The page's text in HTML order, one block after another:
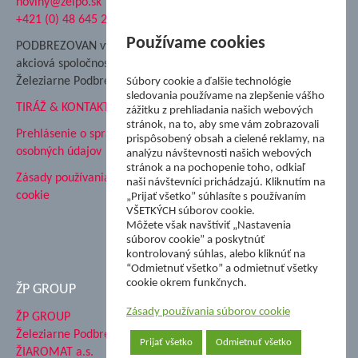
+421 (0) 48 645 2711
PODBREZOVAN vydáva
akciová spoločnosť
Železiarne Podbrezová
TIRÁŽ & KONTAKT
Prehlásenie o spracovaní
osobných údajov
Zásady používania súborov
cookie
Nadácia Železiarne
ŽP Informatika s.r.o.
ŠK Železiarne Podbrezová
Tále a.s.
ŽP GROUP
ŽP GROUP
Železiarne Podbrezová a.s.
ŽIAROMAT a.s.
Používame cookies
Súbory cookie a ďalšie technológie
sledovania používame na zlepšenie vášho
zážitku z prehliadania našich webových
stránok, na to, aby sme vám zobrazovali
prispôsobený obsah a cielené reklamy, na
analýzu návštevnosti našich webových
stránok a na pochopenie toho, odkiaľ
naši návštevníci prichádzajú. Kliknutím na
„Prijať všetko” súhlasíte s používaním
VŠETKÝCH súborov cookie.
Môžete však navštíviť „Nastavenia
súborov cookie” a poskytnúť
kontrolovaný súhlas, alebo kliknúť na
“Odmietnuť všetko” a odmietnuť všetky
cookie okrem funkčnych.
Zásady používania súborov cookie
Prijať všetko Odmietnuť všetko